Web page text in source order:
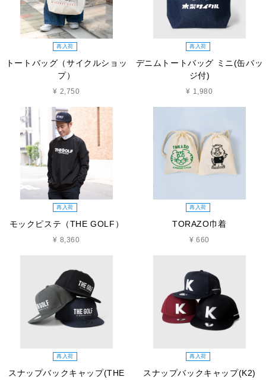
再入荷
トートバッグ（サイクルショッ
プ）
¥ 2,750
再入荷
デニムトートバッグ ミニ(缶バッ
ジ付)
¥ 1,980
再入荷
モックピステ（THE GOLF）
¥ 8,360
再入荷
TORAZO巾着
¥ 660
再入荷
スナップバックキャップ(THE
再入荷
スナップバックキャップ(K2)